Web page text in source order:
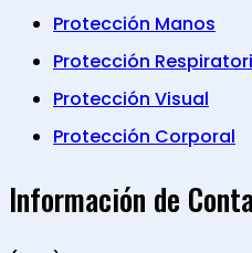
Protección Manos
Protección
Protección Visual
Protección Corporal
Información de